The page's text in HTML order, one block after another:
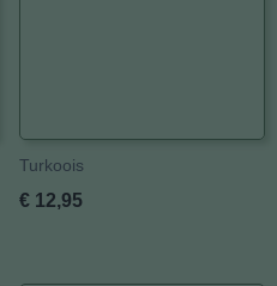
Turkoois
€ 12,95